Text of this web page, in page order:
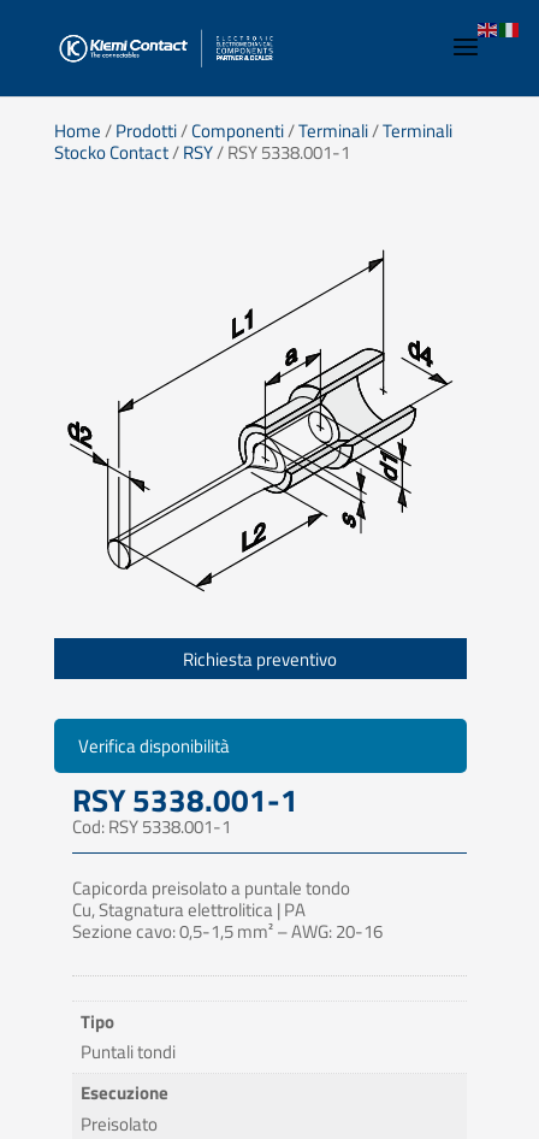
Home/Prodotti/Componenti/Terminali/Terminali
Stocko Contact/RSY/ RSY 5338.001-1
Richiesta preventivo
Verifica disponibilità
RSY 5338.001-1
Cod: RSY 5338.001-1
Capicorda preisolato a puntale tondo
Cu, Stagnatura elettrolitica | PA
Sezione cavo: 0,5-1,5 mm² – AWG: 20-16
Tipo
Puntali tondi
Esecuzione
Preisolato